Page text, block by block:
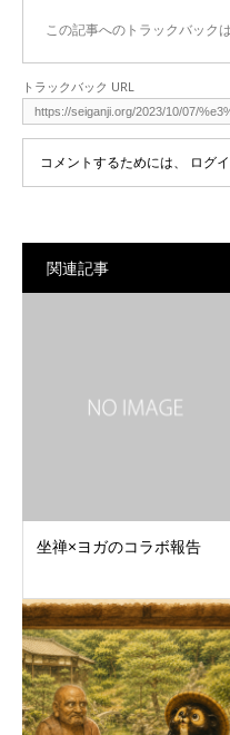
この記事へのトラックバック
トラックバック URL
コメントするためには、 ログ
関連記事
坐禅×ヨガのコラボ報告